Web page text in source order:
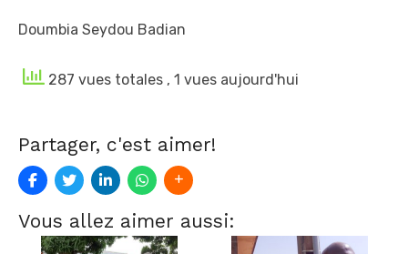
Doumbia Seydou Badian
287 vues totales , 1 vues aujourd'hui
Partager, c'est aimer!
Vous allez aimer aussi: